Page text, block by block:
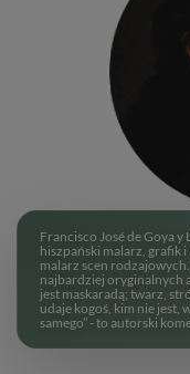
Francisco José de Goya y
hiszpański malarz, grafik
malarz scen
najbardziej oryginalnych
jest maskaradą; twarz,
udaje kogoś, kim nie jest,
samego” - to autorski